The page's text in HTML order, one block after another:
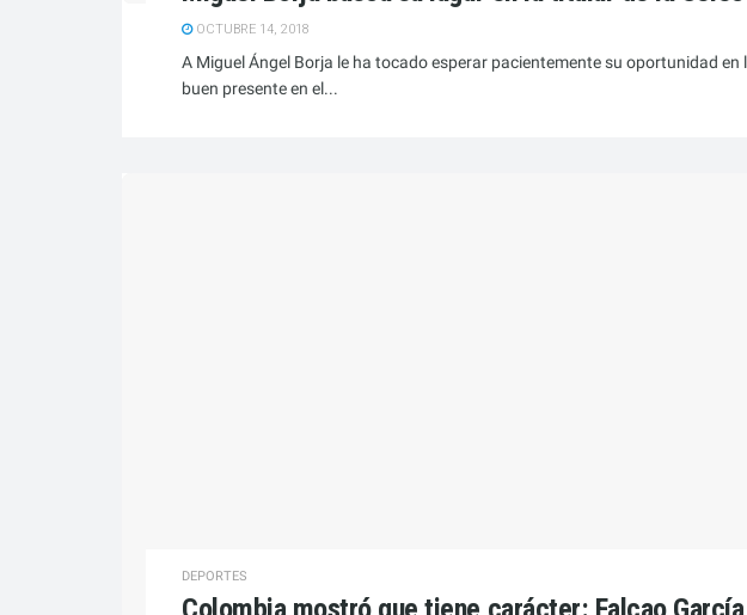
OCTUBRE 14, 2018
A Miguel Ángel Borja le ha tocado esperar pacientemente su oportunidad en
buen presente en el...
DEPORTES